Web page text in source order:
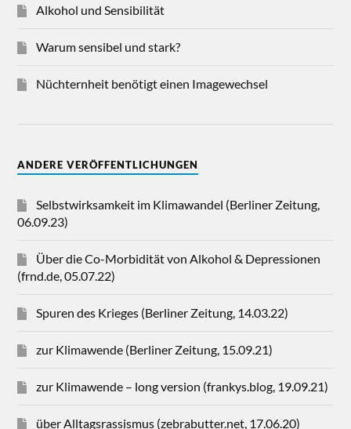
Alkohol und Sensibilität
Warum sensibel und stark?
Nüchternheit benötigt einen Imagewechsel
ANDERE VERÖFFENTLICHUNGEN
Selbstwirksamkeit im Klimawandel (Berliner Zeitung,
06.09.23)
Über die Co-Morbidität von Alkohol & Depressionen
(frnd.de, 05.07.22)
Spuren des Krieges (Berliner Zeitung, 14.03.22)
zur Klimawende (Berliner Zeitung, 15.09.21)
zur Klimawende – long version (frankys.blog, 19.09.21)
über Alltagsrassismus (zebrabutter.net, 17.06.20)